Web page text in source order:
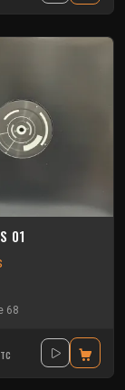
01
68